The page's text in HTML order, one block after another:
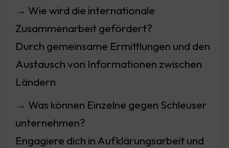
→ Wie wird die internationale
Zusammenarbeit gefördert?
Durch gemeinsame Ermittlungen und den
Austausch von Informationen zwischen
Ländern
→ Was können Einzelne gegen Schleuser
unternehmen?
Engagiere dich in Aufklärungsarbeit und